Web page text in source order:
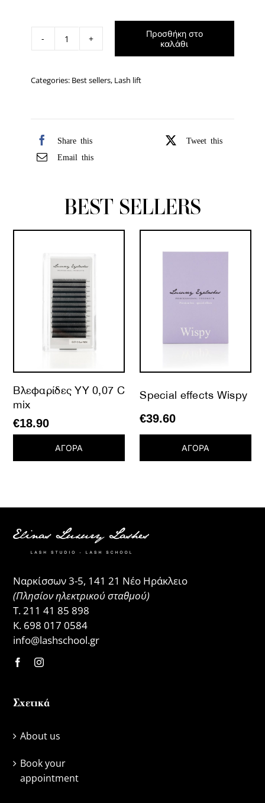
Glueless
Silicone
Προσθήκη στο
καλάθι
Categories: Best sellers, Lash lift
Share this
Tweet this
Email this
BEST SELLERS
Βλεφαρίδες YY 0,07 C
mix
€18.90
ΑΓΟΡΑ
Special effects Wispy
€39.60
ΑΓΟΡΑ
Ναρκίσσων 3-5, 141 21 Νέο Ηράκλειο
(Πλησίον ηλεκτρικού σταθμού)
Τ.211 41 85 898
Κ. 698 017 0584
info@lashschool.gr
Σχετικά
About us
Book your
appointment